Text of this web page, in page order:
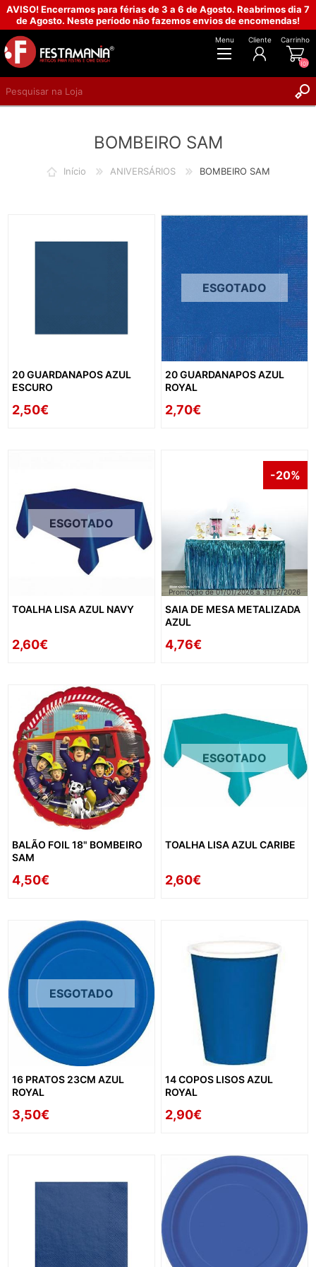
AVISO! Encerramos para férias de 3 a 6 de Agosto. Reabrimos dia 7
de Agosto. Neste período não fazemos envios de encomendas!
Menu Cliente
INICIAR SESSÃO
Carrinho
(0)
BOMBEIRO SAM
Início ANIVERSÁRIOS BOMBEIRO SAM
20 GUARDANAPOS AZUL
ESCURO
2,50€
ESGOTADO
20 GUARDANAPOS AZUL
ROYAL
2,70€
ESGOTADO
TOALHA LISA AZUL NAVY
2,60€
-20%
Promoção de 01/01/2026 a 31/12/2026
SAIA DE MESA METALIZADA
AZUL
4,76€
BALÃO FOIL 18" BOMBEIRO
SAM
4,50€
ESGOTADO
TOALHA LISA AZUL CARIBE
2,60€
ESGOTADO
16 PRATOS 23CM AZUL
ROYAL
3,50€
14 COPOS LISOS AZUL
ROYAL
2,90€